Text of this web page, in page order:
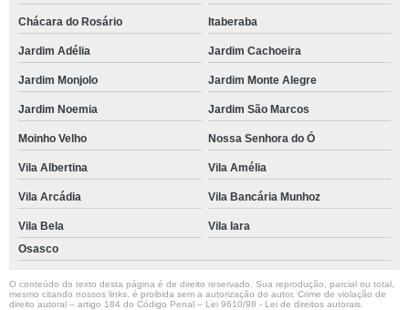
Chácara do Rosário Itaberaba
Jardim Adélia Jardim Cachoeira
Jardim Monjolo Jardim Monte Alegre
Jardim Noemia Jardim São Marcos
Moinho Velho Nossa Senhora do Ó
Vila Albertina Vila Amélia
Vila Arcádia Vila Bancária Munhoz
Vila Bela
Vila Iara
Osasco
O conteúdo do texto desta página é de direito reservado. Sua reprodução, parcial ou total,
mesmo citando nossos links, é proibida sem a autorização do autor. Crime de violação de
direito autoral – artigo 184 do Código Penal – Lei 9610/98 - Lei de direitos autorais